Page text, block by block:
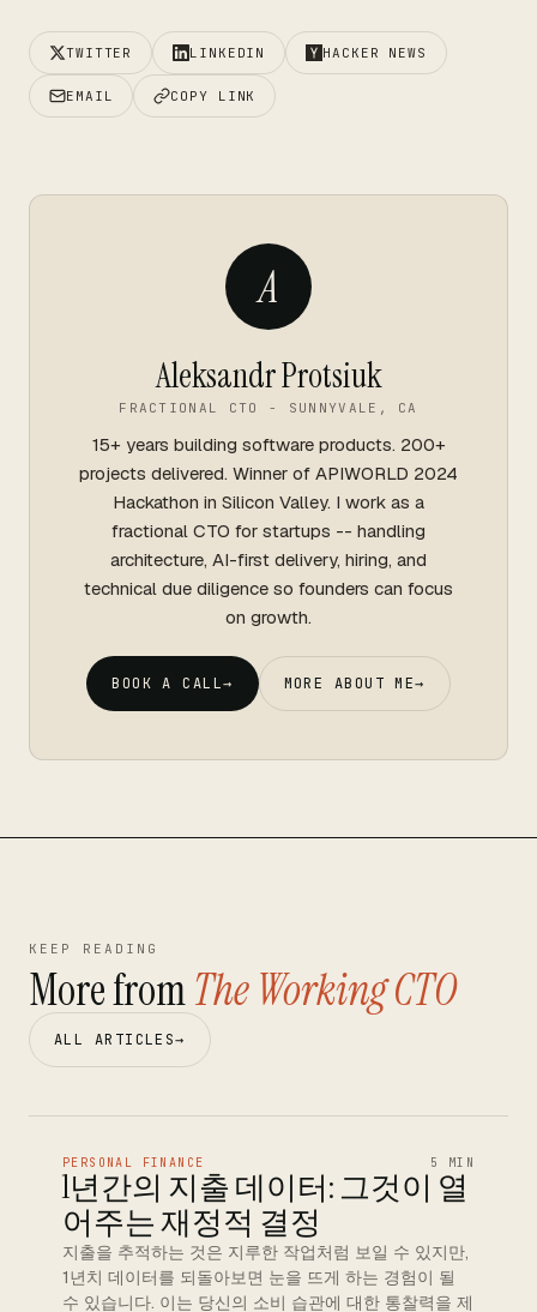
TWITTER LINKEDIN HACKER NEWS
EMAIL COPY LINK
A
Aleksandr Protsiuk
FRACTIONAL CTO - SUNNYVALE, CA
15+ years building software products. 200+
projects delivered. Winner of APIWORLD 2024
Hackathon in Silicon Valley. I work as a
fractional CTO for startups -- handling
architecture, AI-first delivery, hiring, and
technical due diligence so founders can focus
on growth.
BOOK A CALL→ MORE ABOUT ME→
KEEP READING
More fromThe Working CTO
ALL ARTICLES→
PERSONAL FINANCE 5 MIN
1년간의 지출 데이터: 그것이 열
어주는 재정적 결정
지출을 추적하는 것은 지루한 작업처럼 보일 수 있지만,
1년치 데이터를 되돌아보면 눈을 뜨게 하는 경험이 될
수 있습니다. 이는 당신의 소비 습관에 대한 통찰력을 제